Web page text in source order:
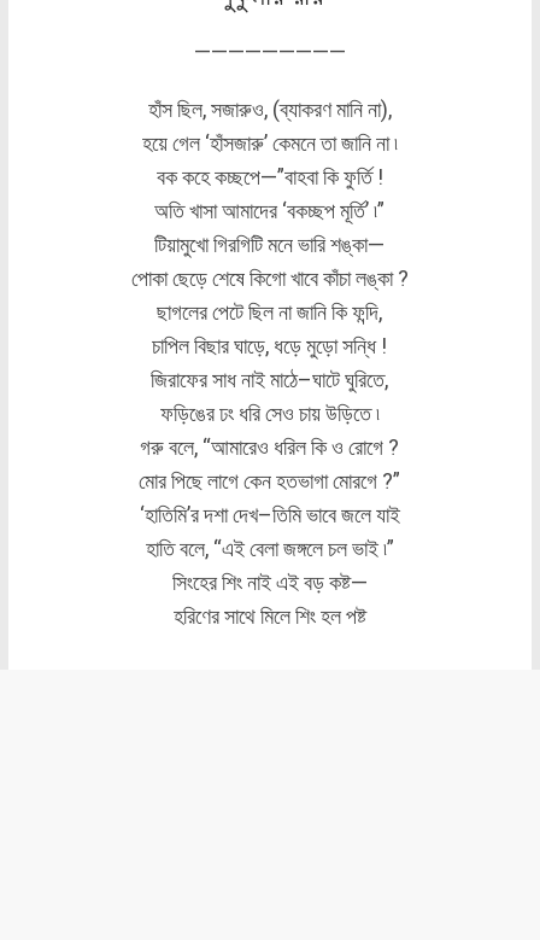
—————————
হাঁস ছিল, সজারুও, (ব্যাকরণ মানি না),
হয়ে গেল ‘হাঁসজারু’ কেমনে তা জানি না ৷
বক কহে কচ্ছপে—”বাহবা কি ফুর্তি !
অতি খাসা আমাদের ‘বকচ্ছপ মূর্তি’ ৷”
টিয়ামুখো গিরগিটি মনে ভারি শঙ্কা—
পোকা ছেড়ে শেষে কিগো খাবে কাঁচা লঙ্কা ?
ছাগলের পেটে ছিল না জানি কি ফন্দি,
চাপিল বিছার ঘাড়ে, ধড়ে মুড়ো সন্ধি !
জিরাফের সাধ নাই মাঠে–ঘাটে ঘুরিতে,
ফড়িঙের ঢং ধরি সেও চায় উড়িতে ৷
গরু বলে, “আমারেও ধরিল কি ও রোগে ?
মোর পিছে লাগে কেন হতভাগা মোরগে ?”
‘হাতিমি’র দশা দেখ–তিমি ভাবে জলে যাই
হাতি বলে, “এই বেলা জঙ্গলে চল ভাই ৷”
সিংহের শিং নাই এই বড় কষ্ট—
হরিণের সাথে মিলে শিং হল পষ্ট